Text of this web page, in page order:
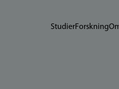
StudierForskning